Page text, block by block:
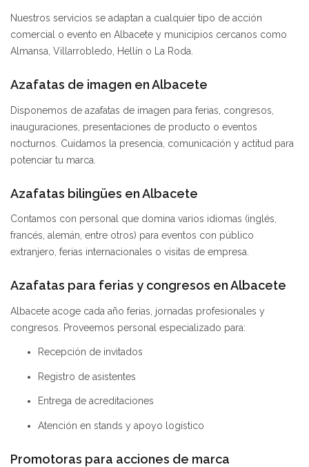
Nuestros servicios se adaptan a cualquier tipo de acción
comercial o evento en Albacete y municipios cercanos como
Almansa, Villarrobledo, Hellín o La Roda.
Azafatas de imagen en Albacete
Disponemos de azafatas de imagen para ferias, congresos,
inauguraciones, presentaciones de producto o eventos
nocturnos. Cuidamos la presencia, comunicación y actitud para
potenciar tu marca.
Azafatas bilingües en Albacete
Contamos con personal que domina varios idiomas (inglés,
francés, alemán, entre otros) para eventos con público
extranjero, ferias internacionales o visitas de empresa.
Azafatas para ferias y congresos en Albacete
Albacete acoge cada año ferias, jornadas profesionales y
congresos. Proveemos personal especializado para:
Recepción de invitados
Registro de asistentes
Entrega de acreditaciones
Atención en stands y apoyo logístico
Promotoras para acciones de marca